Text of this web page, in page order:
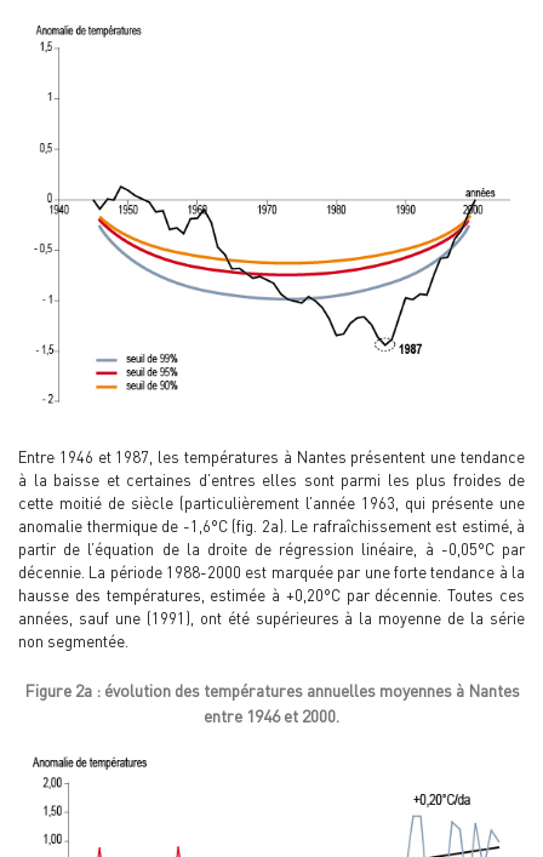
Entre 1946 et 1987, les températures à Nantes présentent une tendance
à la baisse et certaines d’entres elles sont parmi les plus froides de
cette moitié de siècle (particulièrement l’année 1963, qui présente une
anomalie thermique de -1,6°C (fig. 2a). Le rafraîchissement est estimé, à
partir de l’équation de la droite de régression linéaire, à -0,05°C par
décennie. La période 1988-2000 est marquée par une forte tendance à la
hausse des températures, estimée à +0,20°C par décennie. Toutes ces
années, sauf une (1991), ont été supérieures à la moyenne de la série
non segmentée.
Figure 2a : évolution des températures annuelles moyennes à Nantes
entre 1946 et 2000.